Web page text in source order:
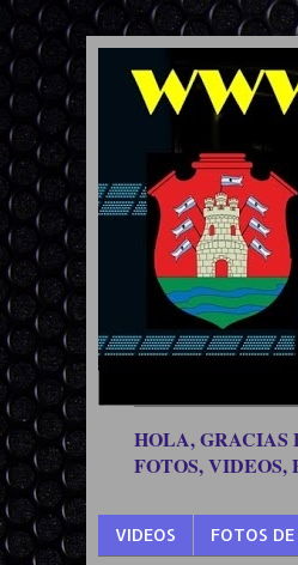
HOLA, GRACIAS
FOTOS,
VIDEOS FOTOS